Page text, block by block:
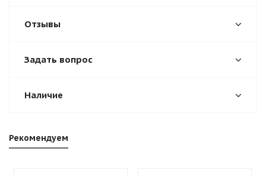
Отзывы
Задать вопрос
Наличие
Рекомендуем